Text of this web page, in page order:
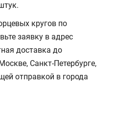
кругов по
заявку в адрес
доставка до
Санкт-Петербурге,
отправкой в города